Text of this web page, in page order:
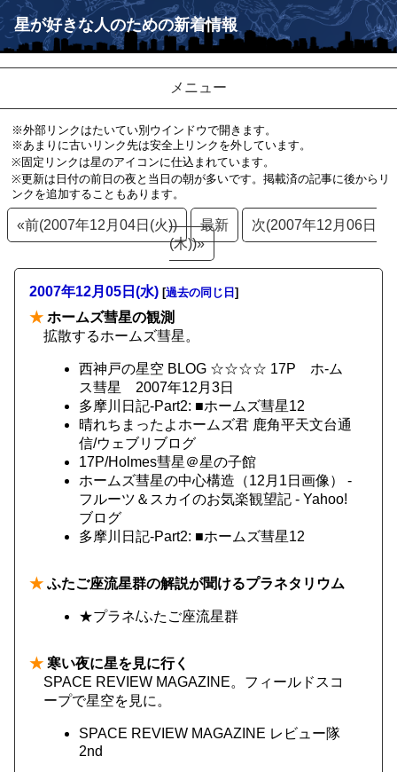
星が好きな人のための新着情報
メニュー
※外部リンクはたいてい別ウインドウで開きます。
※あまりに古いリンク先は安全上リンクを外しています。
※固定リンクは星のアイコンに仕込まれています。
※更新は日付の前日の夜と当日の朝が多いです。掲載済の記事に後からリ
ンクを追加することもあります。
«前(2007年12月04日(火)) 最新
次(2007年12月06日
(木))»
2007年12月05日(水) [過去の同じ日 ]
★ ホームズ彗星の観測
拡散するホームズ彗星。
西神戸の星空 BLOG ☆☆☆☆ 17P ホ-ム
ス彗星 2007年12月3日
多摩川日記-Part2: ■ホームズ彗星12
晴れちまったよホームズ君 鹿角平天文台通
信/ウェブリブログ
17P/Holmes彗星＠星の子館
ホームズ彗星の中心構造（12月1日画像） -
フルーツ＆スカイのお気楽観望記 - Yahoo!
ブログ
多摩川日記-Part2: ■ホームズ彗星12
★ ふたご座流星群の解説が聞けるプラネタリウム
★プラネ/ふたご座流星群
★ 寒い夜に星を見に行く
SPACE REVIEW MAGAZINE。フィールドスコ
ープで星空を見に。
SPACE REVIEW MAGAZINE レビュー隊
2nd